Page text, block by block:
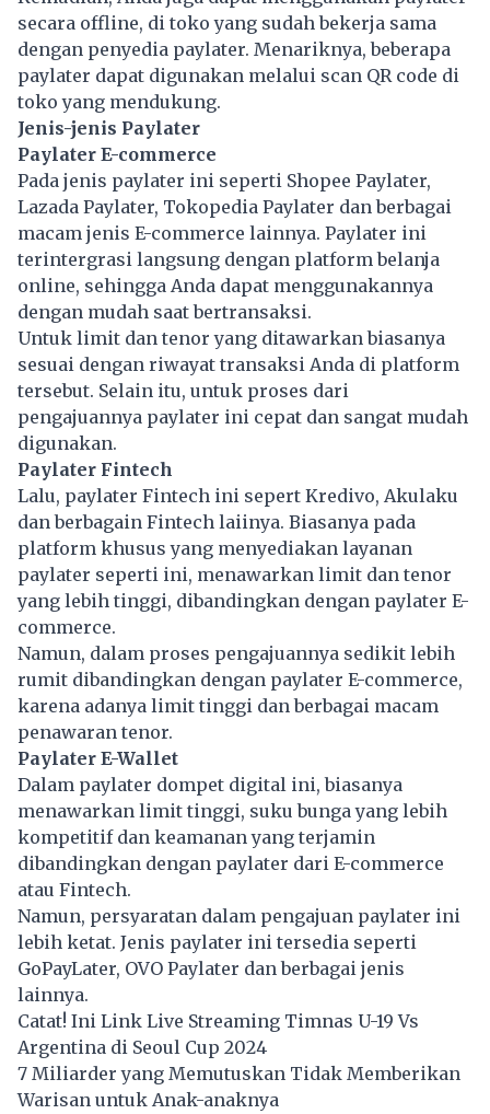
secara offline, di toko yang sudah bekerja sama
dengan penyedia paylater. Menariknya, beberapa
paylater dapat digunakan melalui scan QR code di
toko yang mendukung.
Jenis-jenis Paylater
Paylater E-commerce
Pada jenis paylater ini seperti Shopee Paylater,
Lazada Paylater, Tokopedia Paylater dan berbagai
macam jenis E-commerce lainnya. Paylater ini
terintergrasi langsung dengan platform belanja
online, sehingga Anda dapat menggunakannya
dengan mudah saat bertransaksi.
Untuk limit dan tenor yang ditawarkan biasanya
sesuai dengan riwayat transaksi Anda di platform
tersebut. Selain itu, untuk proses dari
pengajuannya paylater ini cepat dan sangat mudah
digunakan.
Paylater Fintech
Lalu, paylater Fintech ini sepert Kredivo, Akulaku
dan berbagain Fintech laiinya. Biasanya pada
platform khusus yang menyediakan layanan
paylater seperti ini, menawarkan limit dan tenor
yang lebih tinggi, dibandingkan dengan paylater E-
commerce.
Namun, dalam proses pengajuannya sedikit lebih
rumit dibandingkan dengan paylater E-commerce,
karena adanya limit tinggi dan berbagai macam
penawaran tenor.
Paylater E-Wallet
Dalam paylater dompet digital ini, biasanya
menawarkan limit tinggi, suku bunga yang lebih
kompetitif dan keamanan yang terjamin
dibandingkan dengan paylater dari E-commerce
atau Fintech.
Namun, persyaratan dalam pengajuan paylater ini
lebih ketat. Jenis paylater ini tersedia seperti
GoPayLater, OVO Paylater dan berbagai jenis
lainnya.
Catat! Ini Link Live Streaming Timnas U-19 Vs
Argentina di Seoul Cup 2024
7 Miliarder yang Memutuskan Tidak Memberikan
Warisan untuk Anak-anaknya